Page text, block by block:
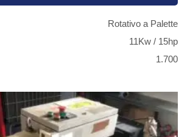
Rotativo a Palette
11Kw / 15hp
1.700